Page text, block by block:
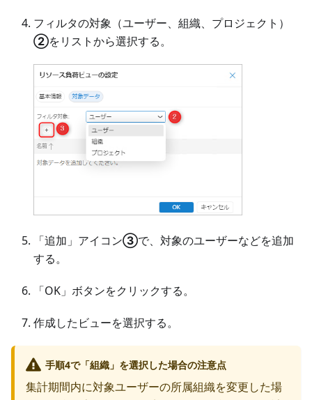
フィルタの対象（ユーザー、組織、プロジェクト）
②をリストから選択する。
「追加」アイコン③で、対象のユーザーなどを追加
する。
「OK」ボタンをクリックする。
作成したビューを選択する。
手順4で「組織」を選択した場合の注意点
集計期間内に対象ユーザーの所属組織を変更した場